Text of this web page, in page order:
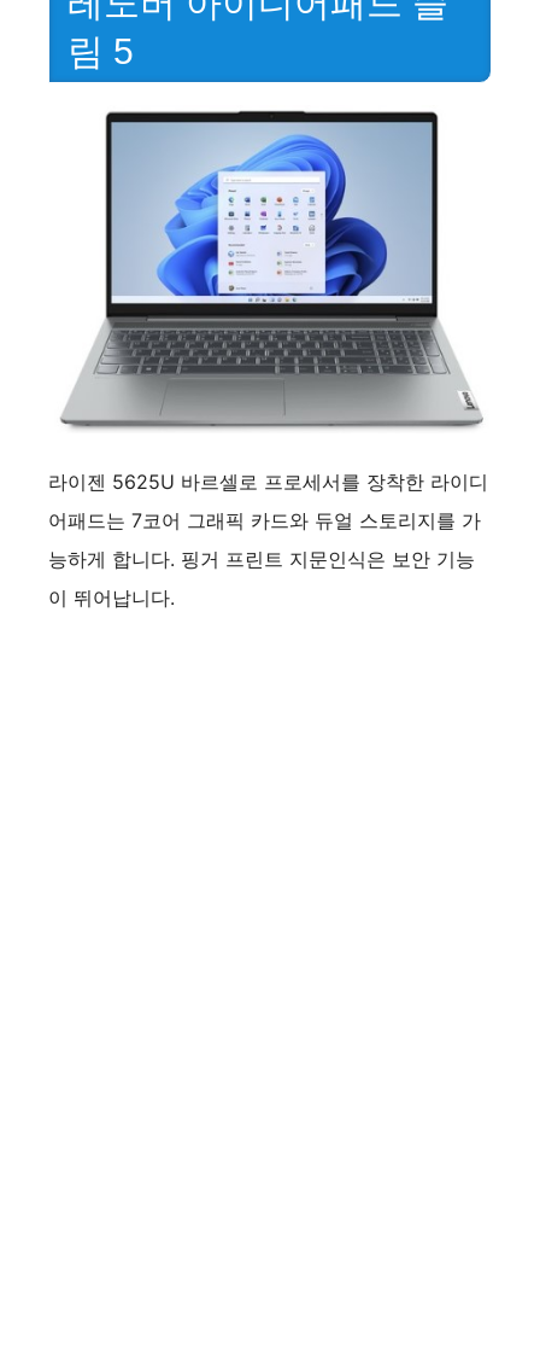
림 5
라이젠 5625U 바르셀로 프로세서를 장착한 라이디
어패드는 7코어 그래픽 카드와 듀얼 스토리지를 가
능하게 합니다. 핑거 프린트 지문인식은 보안 기능
이 뛰어납니다.